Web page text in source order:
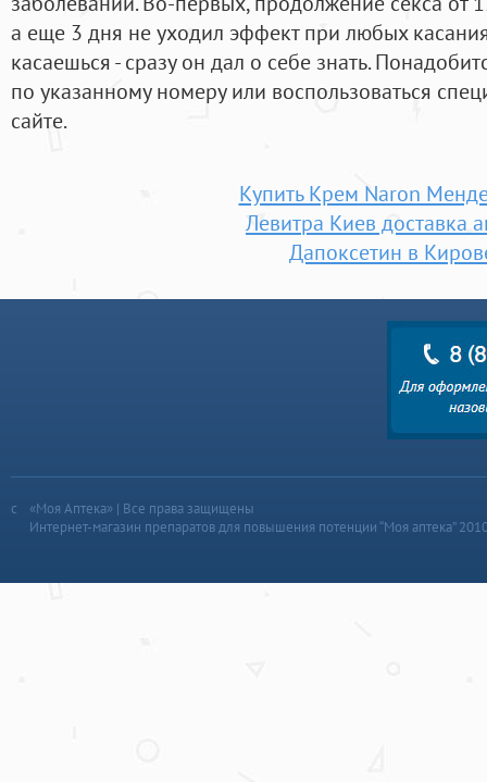
а еще 3 дня не уходил эффект при любых
касаешься - сразу он дал о себе знать.
по указанному номеру или воспользоваться
сайте.
Купить Крем Naron
Левитра Киев доставка
Дапоксетин в
«Моя Аптека» | Все права защищены
Интернет-магазин препаратов для повышения потенции “Моя аптека”